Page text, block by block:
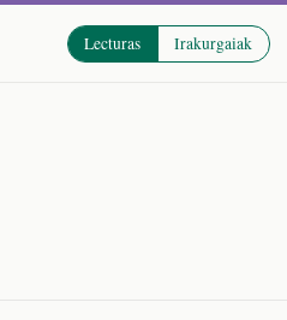
Lecturas Irakurgaiak